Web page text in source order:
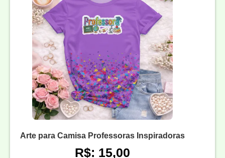
Arte para Camisa Professoras Inspiradoras
R$: 15,00